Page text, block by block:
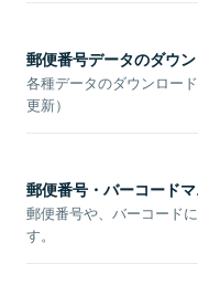
郵便番号データのダウ
各種データのダウンロー
更新）
郵便番号・バーコード
郵便番号や、バーコード
す。